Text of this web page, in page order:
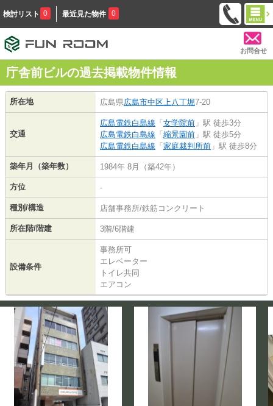
検討リスト 0 最近見た物件 0
お問合せ
庁舎前ビルの過去掲載物件情報
所在地 広島県広島市中区 上八丁堀7-20
交通
広島電鉄白島線 「 女学院前 」駅 徒歩3分
広島電鉄白島線 「 縮景園前 」駅 徒歩5分
広島電鉄白島線 「 家庭裁判所前 」駅 徒歩8分
築年月（築年数） 1984年 8月（築42年）
方位 -
種別/構造 店舗事務所/鉄筋コンクリート
所在階/階建 3階/6階建
設備条件
事務所可
エレベーター
トイレ共同
エアコン